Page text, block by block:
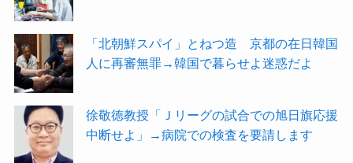
「北朝鮮スパイ」とねつ造 京都の在日韓国
人に再審無罪→韓国で暮らせよ迷惑だよ
徐敬徳教授「Ｊリーグの試合での旭日旗応援
中断せよ」→病院での検査を要請します